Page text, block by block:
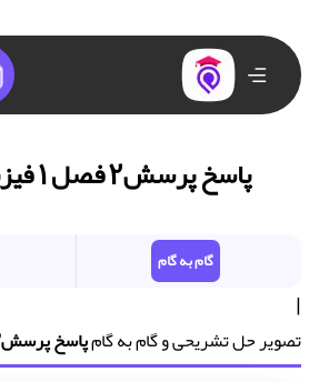
پاسخ پرسش2 فصل 1 فیزیک یازدهم
گام به گام
|
تصویر حل تشریحی و گام به گامپاسخ پرسش2 فصل 1 فیزیک یازدهم